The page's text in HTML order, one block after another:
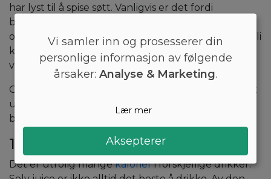
har lyst til å spise søtt. Vanligvis er det fordi
blodsukkeret er lavt eller at du er "koselig-sulten",
og dermed bare vil stappe noe i munnen. Du kan bli
kvitt dette sukkerbehovet, og jukse kroppen litt
ved å drikke en smoothie eller en kopp te.
Gjør det så deilig som mulig, uten at det blir avgjort
usunt, slik at du tilfredsstiller cravingen og
blodsukkeret.
13) Gå for sukkerfrie drinker
Det er utrolig mangekalorieri forskjellige drikker.
Vi samler inn og prosesserer din
personlige informasjon av følgende
årsaker: Analyse & Marketing.
Lær mer
Aksepterer